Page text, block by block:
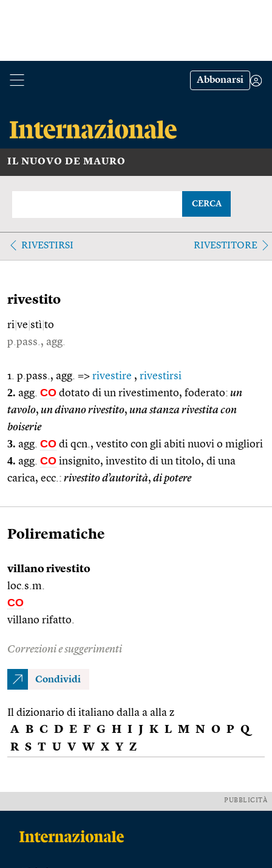
Abbonarsi
IL NUOVO DE MAURO
CERCA
RIVESTIRSI RIVESTITORE
rivestito
ri ve stì to
p.pass., agg.
1. p.pass., agg. => rivestire , rivestirsi
2. agg. CO dotato di un rivestimento, foderato: un
tavolo, un divano rivestito, una stanza rivestita con
boiserie
3. agg. CO di qcn., vestito con gli abiti nuovi o migliori
4. agg. CO insignito, investito di un titolo, di una
carica, ecc.: rivestito d’autorità, di potere
Polirematiche
villano rivestito
loc.s.m.
CO
villano rifatto.
Correzioni e suggerimenti
Condividi
Il dizionario di italiano dalla a alla z
A B C D E F G H I J K L M N O P Q
R S T U V W X Y Z
PUBBLICITÀ